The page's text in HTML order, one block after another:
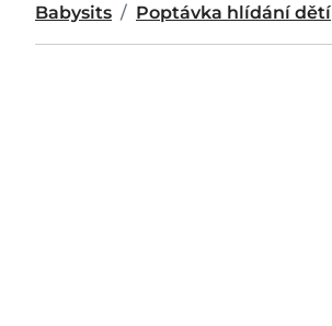
Babysits Poptávka hlídání dětí